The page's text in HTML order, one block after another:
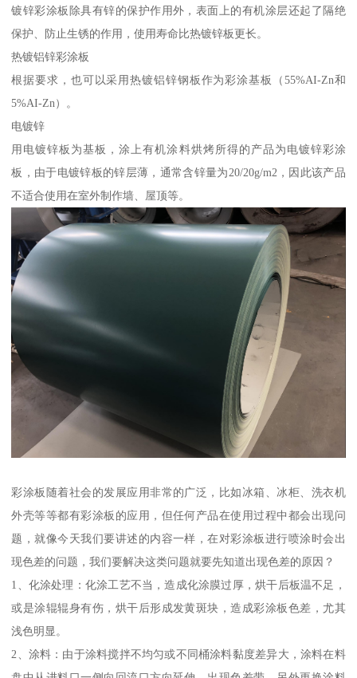
镀锌彩涂板除具有锌的保护作用外，表面上的有机涂层还起了隔绝
保护、防止生锈的作用，使用寿命比热镀锌板更长。
热镀铝锌彩涂板
根据要求，也可以采用热镀铝锌钢板作为彩涂基板（55%AI-Zn和
5%AI-Zn）。
电镀锌
用电镀锌板为基板，涂上有机涂料烘烤所得的产品为电镀锌彩涂
板，由于电镀锌板的锌层薄，通常含锌量为20/20g/m2，因此该产品
不适合使用在室外制作墙、屋顶等。
彩涂板随着社会的发展应用非常的广泛，比如冰箱、冰柜、洗衣机
外壳等等都有彩涂板的应用，但任何产品在使用过程中都会出现问
题，就像今天我们要讲述的内容一样，在对彩涂板进行喷涂时会出
现色差的问题，我们要解决这类问题就要先知道出现色差的原因？
1、化涂处理：化涂工艺不当，造成化涂膜过厚，烘干后板温不足，
或是涂辊辊身有伤，烘干后形成发黄斑块，造成彩涂板色差，尤其
浅色明显。
2、涂料：由于涂料搅拌不均匀或不同桶涂料黏度差异大，涂料在料